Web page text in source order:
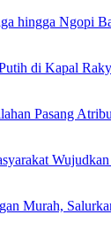
hingga Ngopi
di Kapal
Pasang
Murah,